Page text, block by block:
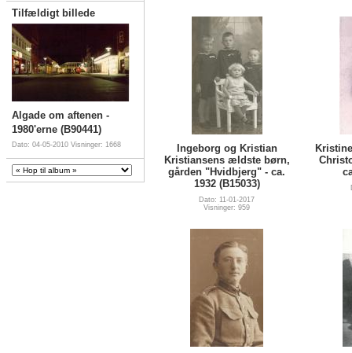
Tilfældigt billede
Algade om aftenen -
1980'erne (B90441)
Dato: 04-05-2010 Visninger: 1668
Ingeborg og Kristian
Kristiansens ældste børn,
gården "Hvidbjerg" - ca.
1932 (B15033)
Dato: 11-01-2017
Visninger: 959